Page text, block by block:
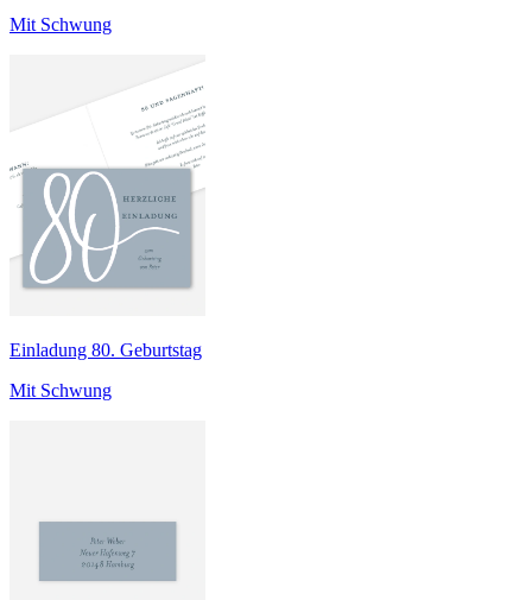
Mit Schwung
Einladung 80. Geburtstag
Mit Schwung